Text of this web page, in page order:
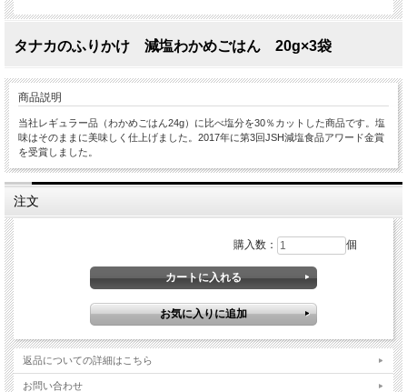
タナカのふりかけ 減塩わかめごはん 20g×3袋
商品説明
当社レギュラー品（わかめごはん24g）に比べ塩分を30％カットした商品です。塩
味はそのままに美味しく仕上げました。2017年に第3回JSH減塩食品アワード金賞
を受賞しました。
注文
購入数： 個
返品についての詳細はこちら
お問い合わせ